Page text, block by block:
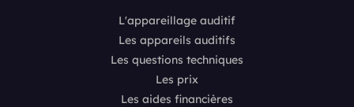
L'appareillage auditif
Les appareils auditifs
Les questions techniques
Les prix
Les aides financières